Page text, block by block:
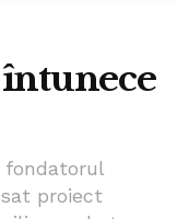
întunece
fondatorul
proiect